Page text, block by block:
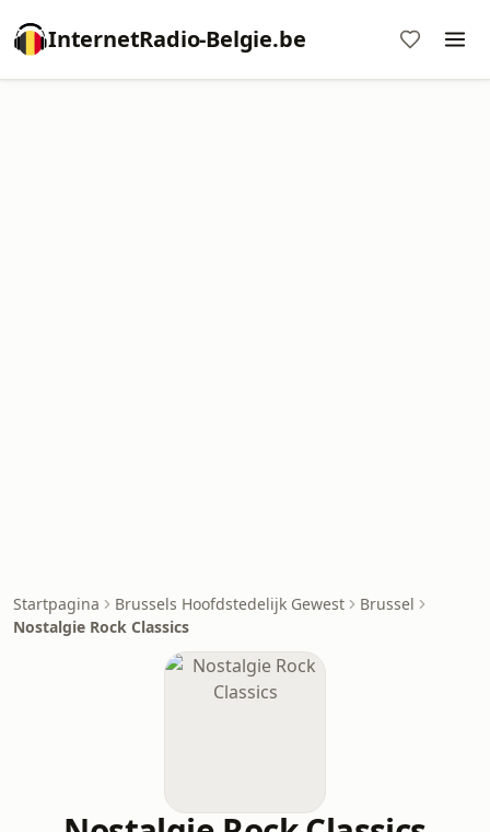
InternetRadio-Belgie.be
Startpagina Brussels Hoofdstedelijk Gewest
Brussel
Nostalgie Rock Classics